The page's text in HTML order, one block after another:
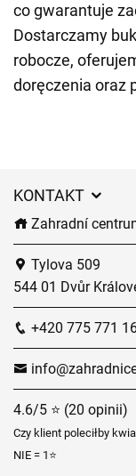
co gwarantuje
Dostarczamy
robocze,
doręczenia oraz
KONTAKT
Zahradní
Tylova 509
544 01 Dvůr
+420 775 771
4.6/5 ⭐ (20 opinii)
Czy klient poleciłby
NIE = 1⭐